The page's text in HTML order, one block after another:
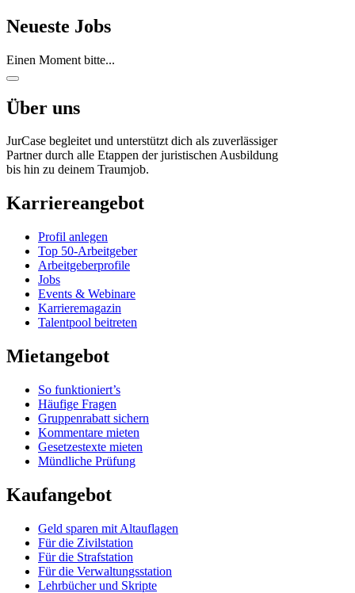
Neueste Jobs
Einen Moment bitte...
Über uns
JurCase begleitet und unterstützt dich als zuverlässiger
Partner durch alle Etappen der juristischen Ausbildung
bis hin zu deinem Traumjob.
Karriereangebot
Profil anlegen
Top 50-Arbeitgeber
Arbeitgeberprofile
Jobs
Events & Webinare
Karrieremagazin
Talentpool beitreten
Mietangebot
So funktioniert’s
Häufige Fragen
Gruppenrabatt sichern
Kommentare mieten
Gesetzestexte mieten
Mündliche Prüfung
Kaufangebot
Geld sparen mit Altauflagen
Für die Zivilstation
Für die Strafstation
Für die Verwaltungsstation
Lehrbücher und Skripte